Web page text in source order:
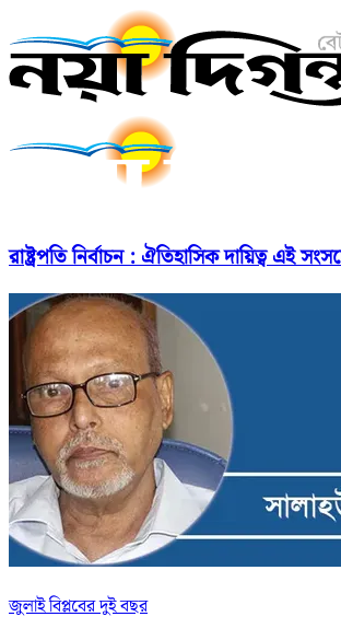
রাষ্ট্রপতি নির্বাচন : ঐতিহাসিক দায়িত্ব এই
জুলাই বিপ্লবের দুই বছর